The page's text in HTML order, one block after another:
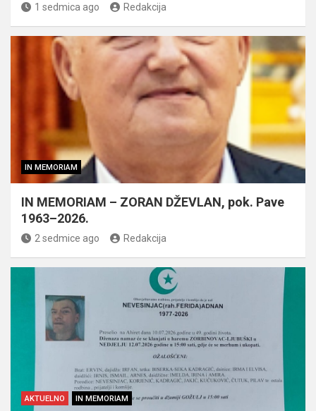
1 sedmica ago Redakcija
IN MEMORIAM
IN MEMORIAM – ZORAN DŽEVLAN, pok. Pave
1963–2026.
2 sedmice ago Redakcija
AKTUELNO IN MEMORIAM